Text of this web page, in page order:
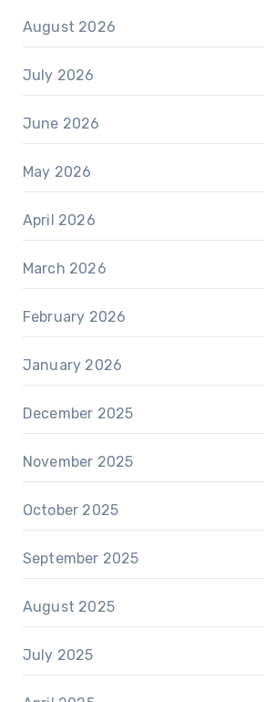
August 2026
July 2026
June 2026
May 2026
April 2026
March 2026
February 2026
January 2026
December 2025
November 2025
October 2025
September 2025
August 2025
July 2025